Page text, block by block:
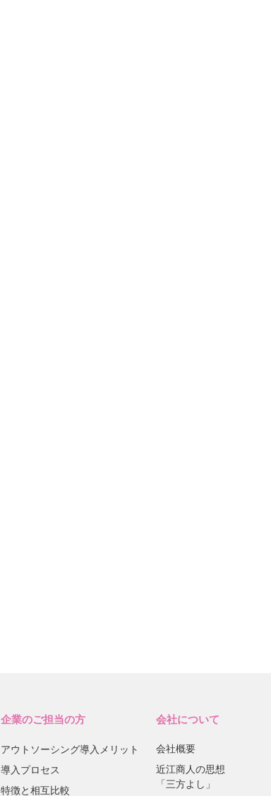
企業のご担当の方
アウトソーシング導入メリット
導入プロセス
特徴と相互比較
会社について
会社概要
近江商人の思想
「三方よし」